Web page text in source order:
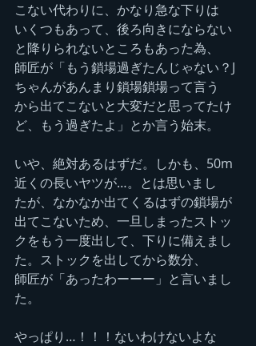
こない代わりに、かなり急な下りは
いくつもあって、後ろ向きにならない
と降りられないところもあった為、
師匠が「もう鎖場過ぎたんじゃない？J
ちゃんがあんまり鎖場鎖場って言う
から出てこないと大変だと思ってたけ
ど、もう過ぎたよ」とか言う始末。
いや、絶対あるはずだ。しかも、50m
近くの長いヤツが…。とは思いまし
たが、なかなか出てくるはずの鎖場が
出てこないため、一旦しまったストッ
クをもう一度出して、下りに備えまし
た。ストックを出してから数分、
師匠が「あったわーーー」と言いまし
た。
やっぱり…！！！ないわけないよな